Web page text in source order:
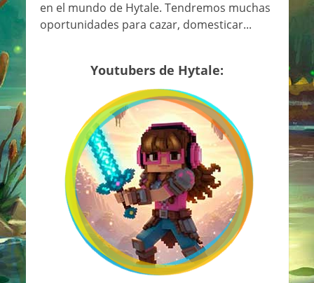
en el mundo de Hytale. Tendremos muchas
oportunidades para cazar, domesticar...
Youtubers de Hytale: